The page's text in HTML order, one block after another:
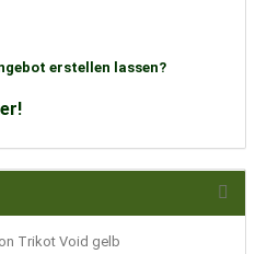
erstellen lassen?